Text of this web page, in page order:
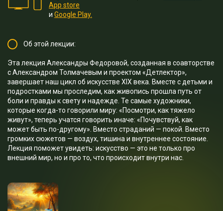
App store
и Google Play.
Об этой лекции:
Эта лекция Александры Федоровой, созданная в соавторстве
с Александром Толмачевым и проектом «Детлектор»,
завершает наш цикл об искусстве XIX века. Вместе с детьми и
подростками мы проследим, как живопись прошла путь от
боли и правды к свету и надежде. Те самые художники,
которые когда-то говорили миру: «Посмотри, как тяжело
живут», теперь учатся говорить иначе: «Почувствуй, как
может быть по-другому». Вместо страданий — покой. Вместо
громких сюжетов — воздух, тишина и внутреннее состояние.
Лекция поможет увидеть: искусство — это не только про
внешний мир, но и про то, что происходит внутри нас.